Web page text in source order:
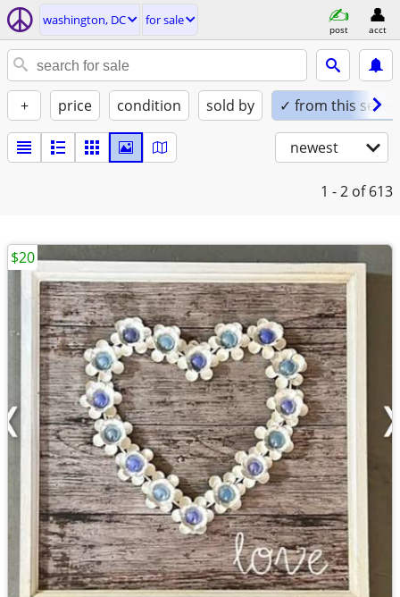
washington, DC for sale
post acct
+ price condition sold by ✓ from this seller
newest
1 - 2 of 613
$20